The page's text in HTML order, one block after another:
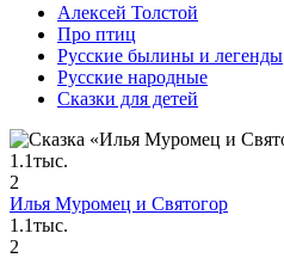
Алексей Толстой
Про птиц
Русские былины и легенды
Русские народные
Сказки для детей
1.1тыс.
2
Илья Муромец и Святогор
1.1тыс.
2